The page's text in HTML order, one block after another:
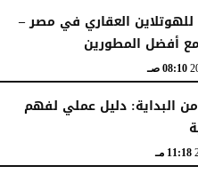
للهوتلاين العقاري في مصر –
أفضل المطورين
08:10 صـ
من البداية: دليل عملي لفهم
11:18 مـ